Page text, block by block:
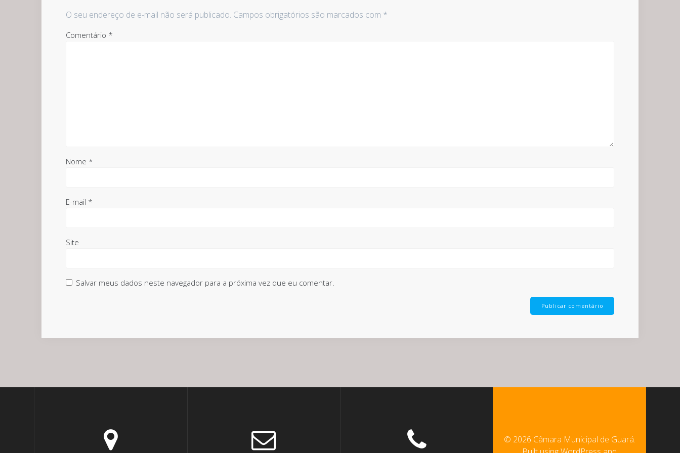
O seu endereço de e-mail não será publicado. Campos obrigatórios são marcados com *
Comentário *
Nome *
E-mail *
Site
Salvar meus dados neste navegador para a próxima vez que eu comentar.
© 2026 Câmara Municipal de Guará.